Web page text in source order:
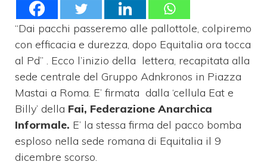
“Dai pacchi passeremo alle pallottole, colpiremo
con efficacia e durezza, dopo Equitalia ora tocca
al Pd” . Ecco l’inizio della lettera, recapitata alla
sede centrale del Gruppo Adnkronos in Piazza
Mastai a Roma. E’ firmata dalla ‘cellula Eat e
Billy’ della Fai, Federazione Anarchica
Informale. E’ la stessa firma del pacco bomba
esploso nella sede romana di Equitalia il 9
dicembre scorso.